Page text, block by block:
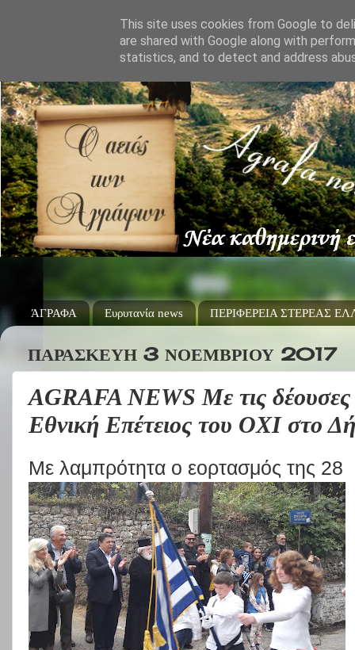
ΆΓΡΑΦΑ Ευρυτανία news ΠΕΡΙΦΕΡΕΙΑ ΣΤΕΡΕΑΣ
ΠΑΡΑΣΚΕΥΉ 3 ΝΟΕΜΒΡΊΟΥ 2017
AGRAFA NEWS Με τις δέουσες
Εθνική Επέτειος του ΟΧΙ στο
Με λαμπρότητα ο εορτασμός της 28
This site uses cookies from Google to
are shared with Google along with
statistics, and to detect and address